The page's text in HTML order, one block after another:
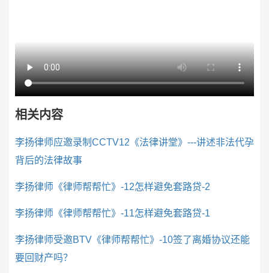
相关内容
李扬律师应邀录制CCTV12《法律讲堂》---讲述非法代孕
背后的法律故事
李扬律师《律师帮帮忙》-12怎样避免套路贷-2
李扬律师《律师帮帮忙》-11怎样避免套路贷-1
李扬律师受邀BTV《律师帮帮忙》-10签了离婚协议还能
要回财产吗？